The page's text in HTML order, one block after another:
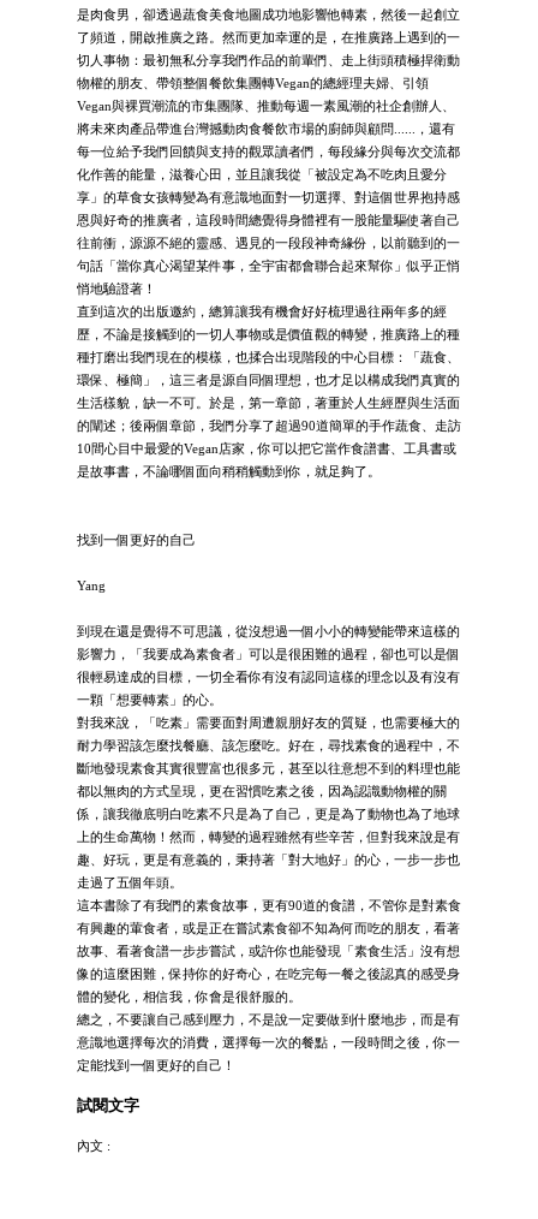
是肉食男，卻透過蔬食美食地圖成功地影響他轉素，然後一起創立
了頻道，開啟推廣之路。然而更加幸運的是，在推廣路上遇到的一
切人事物：最初無私分享我們作品的前輩們、走上街頭積極捍衛動
物權的朋友、帶領整個餐飲集團轉Vegan的總經理夫婦、引領
Vegan與裸買潮流的市集團隊、推動每週一素風潮的社企創辦人、
將未來肉產品帶進台灣撼動肉食餐飲市場的廚師與顧問......，還有
每一位給予我們回饋與支持的觀眾讀者們，每段緣分與每次交流都
化作善的能量，滋養心田，並且讓我從「被設定為不吃肉且愛分
享」的草食女孩轉變為有意識地面對一切選擇、對這個世界抱持感
恩與好奇的推廣者，這段時間總覺得身體裡有一股能量驅使著自己
往前衝，源源不絕的靈感、遇見的一段段神奇緣份，以前聽到的一
句話「當你真心渴望某件事，全宇宙都會聯合起來幫你」似乎正悄
悄地驗證著！
直到這次的出版邀約，總算讓我有機會好好梳理過往兩年多的經
歷，不論是接觸到的一切人事物或是價值觀的轉變，推廣路上的種
種打磨出我們現在的模樣，也揉合出現階段的中心目標：「蔬食、
環保、極簡」，這三者是源自同個理想，也才足以構成我們真實的
生活樣貌，缺一不可。於是，第一章節，著重於人生經歷與生活面
的闡述；後兩個章節，我們分享了超過90道簡單的手作蔬食、走訪
10間心目中最愛的Vegan店家，你可以把它當作食譜書、工具書或
是故事書，不論哪個面向稍稍觸動到你，就足夠了。
找到一個更好的自己
Yang
到現在還是覺得不可思議，從沒想過一個小小的轉變能帶來這樣的
影響力，「我要成為素食者」可以是很困難的過程，卻也可以是個
很輕易達成的目標，一切全看你有沒有認同這樣的理念以及有沒有
一顆「想要轉素」的心。
對我來說，「吃素」需要面對周遭親朋好友的質疑，也需要極大的
耐力學習該怎麼找餐廳、該怎麼吃。好在，尋找素食的過程中，不
斷地發現素食其實很豐富也很多元，甚至以往意想不到的料理也能
都以無肉的方式呈現，更在習慣吃素之後，因為認識動物權的關
係，讓我徹底明白吃素不只是為了自己，更是為了動物也為了地球
上的生命萬物！然而，轉變的過程雖然有些辛苦，但對我來說是有
趣、好玩，更是有意義的，秉持著「對大地好」的心，一步一步也
走過了五個年頭。
這本書除了有我們的素食故事，更有90道的食譜，不管你是對素食
有興趣的葷食者，或是正在嘗試素食卻不知為何而吃的朋友，看著
故事、看著食譜一步步嘗試，或許你也能發現「素食生活」沒有想
像的這麼困難，保持你的好奇心，在吃完每一餐之後認真的感受身
體的變化，相信我，你會是很舒服的。
總之，不要讓自己感到壓力，不是說一定要做到什麼地步，而是有
意識地選擇每次的消費，選擇每一次的餐點，一段時間之後，你一
定能找到一個更好的自己！
試閱文字
內文 :